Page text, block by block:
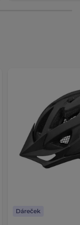
Dáreček